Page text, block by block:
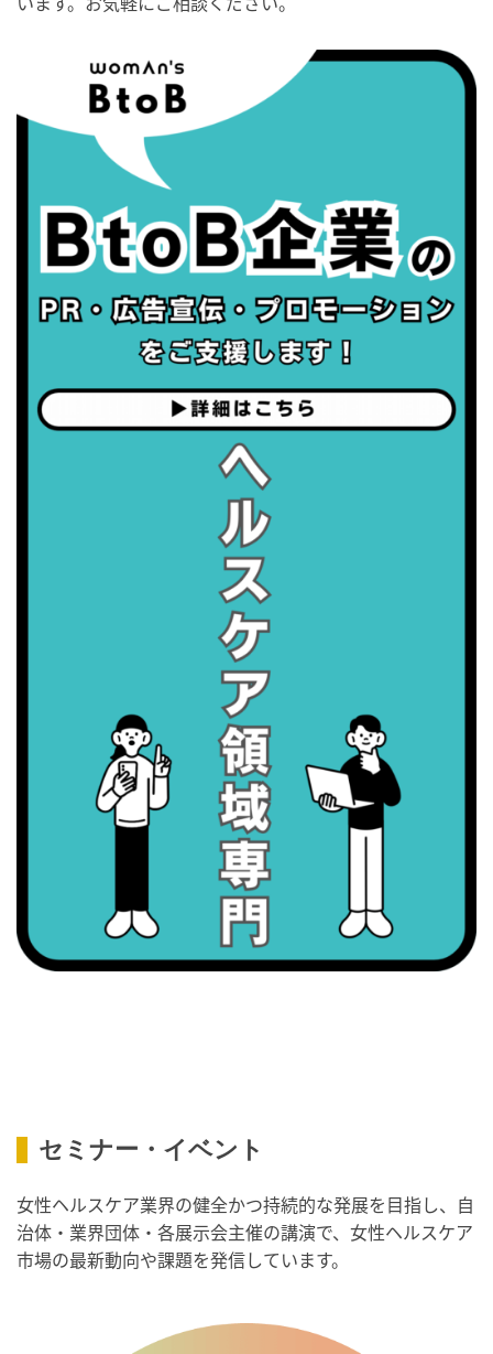
・秋の睡眠の日
2026/09/04(金)
・がん征圧月間
・世界アルツハイマー月間
・健康増進普及月間
・歯ヂカラ探究月間
・職場の健康診断実施強化月間
・世界性の健康デー
・世界アルツハイマー月間
・健康増進普及月間
・職場の健康診断実施強化月間
2026/09/07(月)
・がん征圧月間
・世界アルツハイマー月間
・健康増進普及月間
・職場の健康診断実施強化月間
2026/09/08(火)
・がん征圧月間
・よくばり脱毛の日
2026/09/09(水)
・がん征圧月間
・世界アルツハイマー月間
セミナー・イベント
女性ヘルスケア業界の健全かつ持続的な発展を目指し、自
治体・業界団体・各展示会主催の講演で、女性ヘルスケア
市場の最新動向や課題を発信しています。